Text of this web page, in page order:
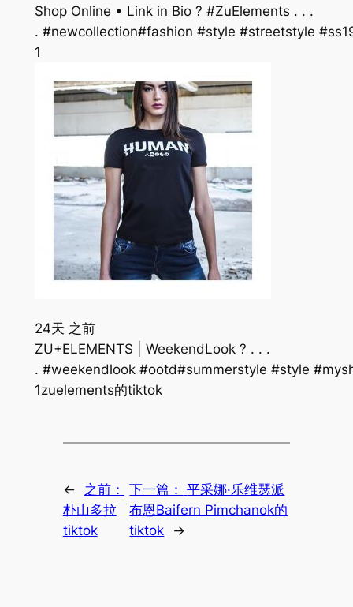
Shop Online • Link in Bio ? #ZuElements . . .
. #newcollection#fashion #style #streetstyle
1
24天 之前
ZU+ELEMENTS | WeekendLook ? . . .
. #weekendlook #ootd#summerstyle #style
1zuelements的tiktok
←
之前：
朴山多拉
tiktok
下一篇：
平采娜·乐维瑟派
布恩Baifern Pimchanok的
tiktok
→